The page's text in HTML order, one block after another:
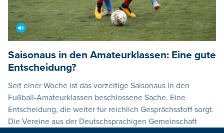
Saisonaus in den Amateurklassen: Eine gute
Entscheidung?
Seit einer Woche ist das vorzeitige Saisonaus in den
Fußball-Amateurklassen beschlossene Sache. Eine
Entscheidung, die weiter für reichlich Gesprächsstoff sorgt.
Die Vereine aus der Deutschsprachigen Gemeinschaft